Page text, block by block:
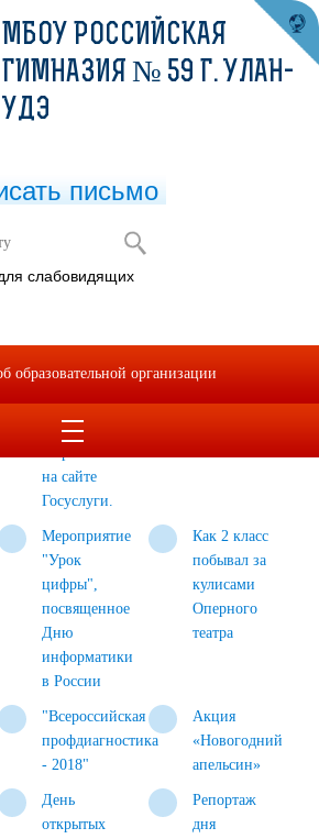
Новости
Акция по
регистрации
на сайте
Госуслуги.
«Урок
Мероприятие
"Урок
цифры",
посвященное
Дню
информатики
в России
Как 2 класс
побывал за
кулисами
Оперного
театра
"Всероссийская
профдиагностика
- 2018"
Акция
«Новогодний
апельсин»
День
открытых
Репортаж
дня
МБОУ РОССИЙСКАЯ
ГИМНАЗИЯ № 59 Г. УЛАН-
УДЭ
письмо
слабовидящих
образовательной организации